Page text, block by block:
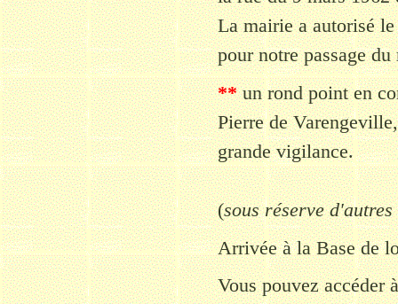
La mairie a autorisé
pour notre passage
**un rond point en
Pierre de
grande vigilance.
(sous réserve
Arrivée àla Base de
Vous pouvez accéder